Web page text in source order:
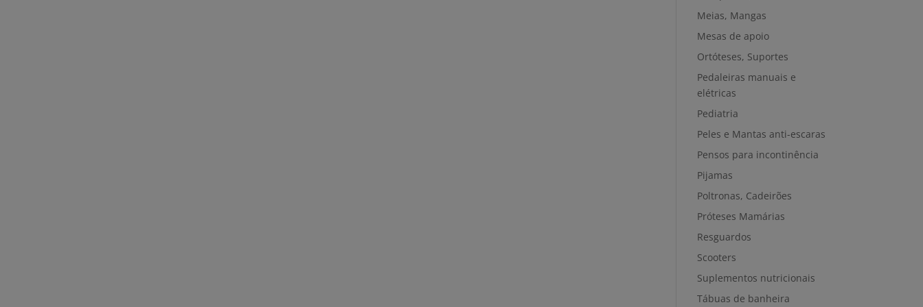
Meias, Mangas
Mesas de apoio
Ortóteses, Suportes
Pedaleiras manuais e
elétricas
Pediatria
Peles e Mantas anti-escaras
Pensos para incontinência
Pijamas
Poltronas, Cadeirões
Próteses Mamárias
Resguardos
Scooters
Suplementos nutricionais
Tábuas de banheira